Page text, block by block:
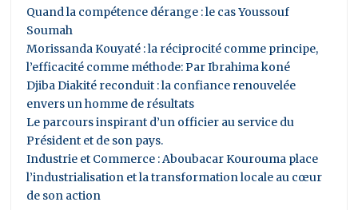
Quand la compétence dérange : le cas Youssouf
Soumah
Morissanda Kouyaté : la réciprocité comme principe,
l’efficacité comme méthode: Par Ibrahima koné
Djiba Diakité reconduit : la confiance renouvelée
envers un homme de résultats
Le parcours inspirant d’un officier au service du
Président et de son pays.
Industrie et Commerce : Aboubacar Kourouma place
l’industrialisation et la transformation locale au cœur
de son action